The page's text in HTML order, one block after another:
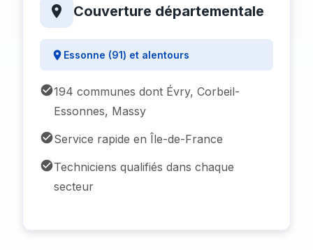
Couverture départementale
Essonne (91) et alentours
194 communes dont Évry, Corbeil-
Essonnes, Massy
Service rapide en Île-de-France
Techniciens qualifiés dans chaque
secteur